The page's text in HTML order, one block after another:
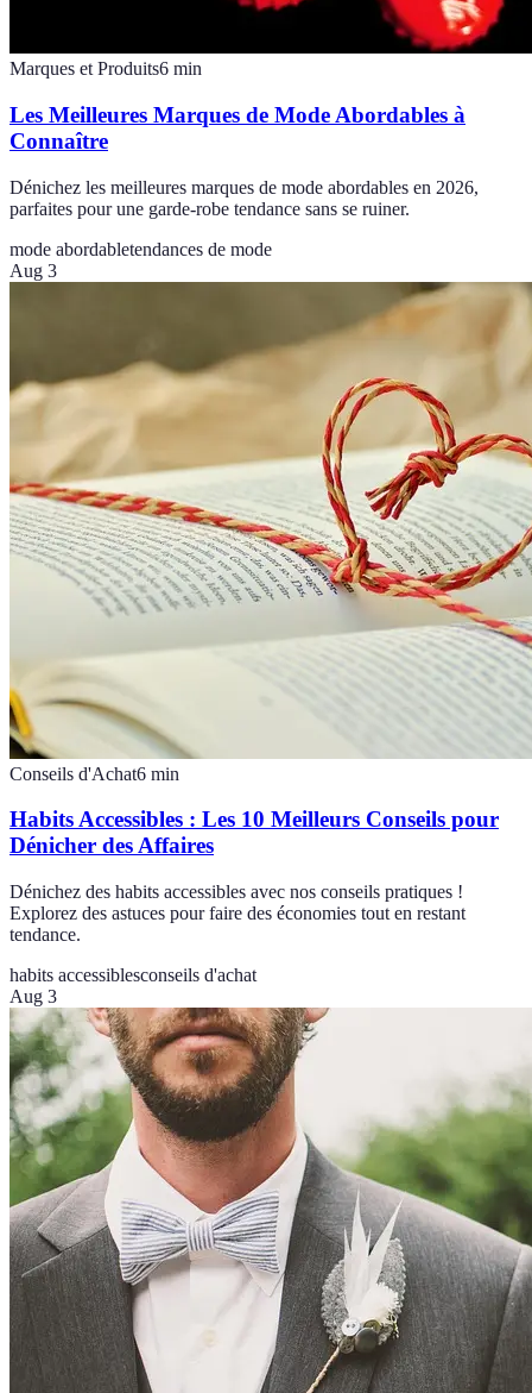
Marques et Produits6 min
Les Meilleures Marques de Mode Abordables à
Connaître
Dénichez les meilleures marques de mode abordables en 2026,
parfaites pour une garde-robe tendance sans se ruiner.
mode abordabletendances de mode
Aug 3
Conseils d'Achat6 min
Habits Accessibles : Les 10 Meilleurs Conseils pour
Dénicher des Affaires
Dénichez des habits accessibles avec nos conseils pratiques !
Explorez des astuces pour faire des économies tout en restant
tendance.
habits accessiblesconseils d'achat
Aug 3